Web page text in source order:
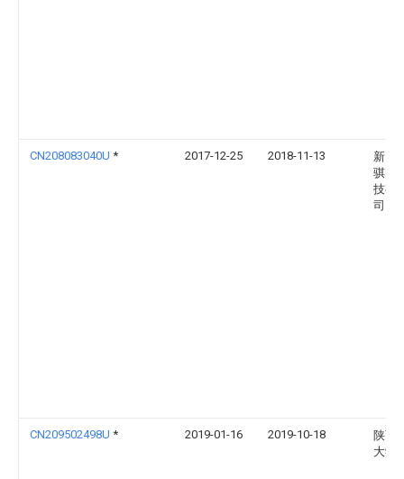
CN208083040U * 2017-12-25 2018-11-13
新昌
骐电
技有
司
CN209502498U * 2019-01-16 2019-10-18
陕西
大学